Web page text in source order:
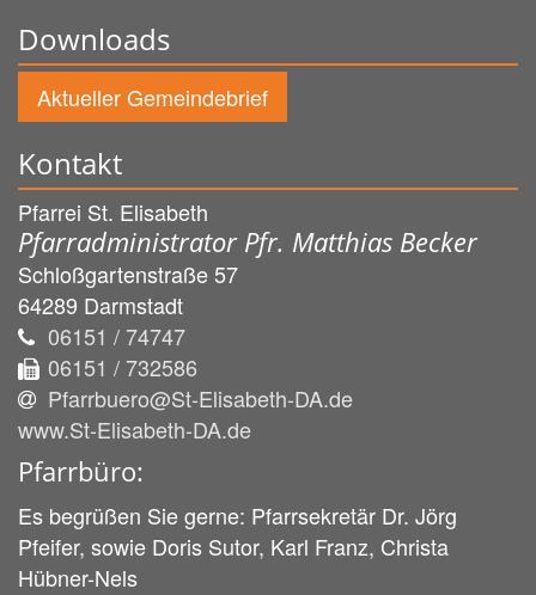
Downloads
Aktueller Gemeindebrief
Kontakt
Pfarrei St. Elisabeth
Pfarradministrator Pfr. Matthias Becker
Schloßgartenstraße 57
64289 Darmstadt
06151 / 74747
06151 / 732586
Pfarrbuero@St-Elisabeth-DA.de
www.St-Elisabeth-DA.de
Pfarrbüro:
Es begrüßen Sie gerne: Pfarrsekretär Dr. Jörg
Pfeifer, sowie Doris Sutor, Karl Franz, Christa
Hübner-Nels